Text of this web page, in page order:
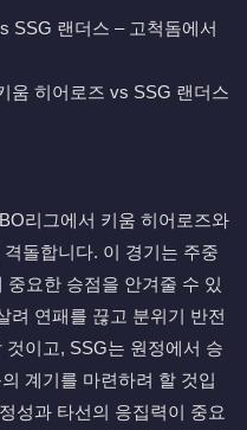
움 히어로즈 vs SSG 랜더스
리그에서 키움 히어로즈와
돌합니다. 이 경기는 주중
요한 승점을 안겨줄 수 있
려 연패를 끊고 분위기 반전
이고, SSG는 원정에서 승
계기를 마련하려 할 것입
성과 타선의 응집력이 중요